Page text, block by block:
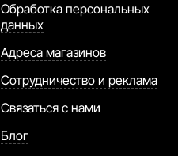
Обработка персональных
данных
Адреса магазинов
Сотрудничество и реклама
Связаться с нами
Блог